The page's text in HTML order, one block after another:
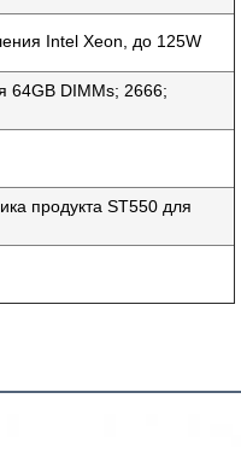
Intel Xeon, до 125W
64GB DIMMs; 2666;
продукта ST550 для